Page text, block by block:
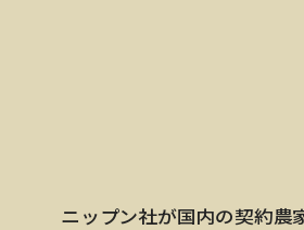
ニップン社が国内の契約農